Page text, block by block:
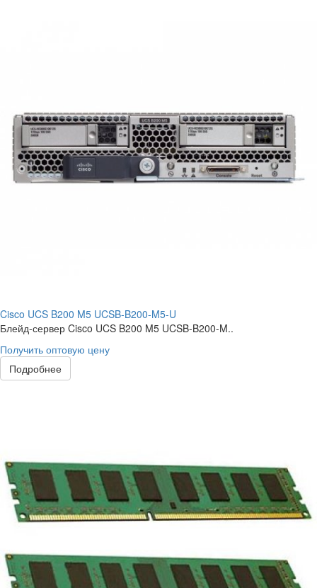
Cisco UCS B200 M5 UCSB-B200-M5-U
Блейд-сервер Cisco UCS B200 M5 UCSB-B200-M..
Получить оптовую цену
Подробнее